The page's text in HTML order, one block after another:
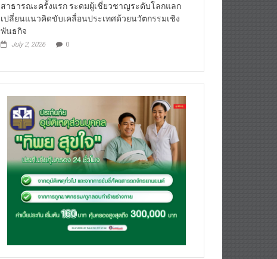
สาธารณะครั้งแรก ระดมผู้เชี่ยวชาญระดับโลกแลก
เปลี่ยนแนวคิดขับเคลื่อนประเทศด้วยนวัตกรรมเชิง
พันธกิจ
July 2, 2026 0